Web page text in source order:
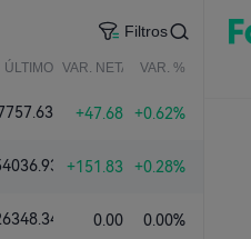
Filtros
ÚLTIMO VAR. NETA VAR. %
7757.63 +47.68 +0.62%
Average
+151.83 +0.28%
Index
0.00 0.00%